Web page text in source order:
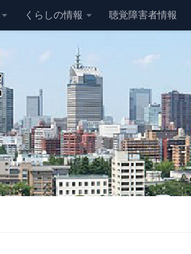
くらしの情報 聴覚障害者情報